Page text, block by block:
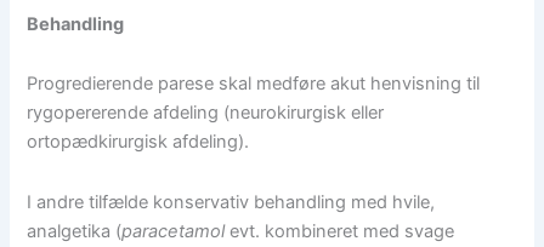
Behandling
Progredierende parese skal medføre akut henvisning til
rygopererende afdeling (neurokirurgisk eller
ortopædkirurgisk afdeling).
I andre tilfælde konservativ behandling med hvile,
analgetika (paracetamolevt. kombineret med svage